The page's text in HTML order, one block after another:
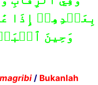
بِعَهۡدِهِمۡ إِذَا
وَحِينَ
/ Bukanlah